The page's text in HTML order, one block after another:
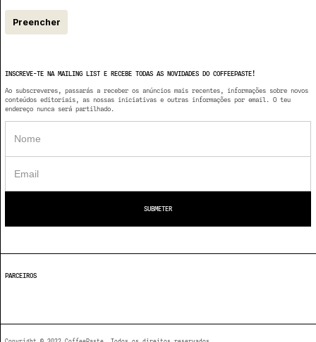
Preencher
INSCREVE-TE NA MAILING LIST E RECEBE TODAS AS NOVIDADES DO COFFEEPASTE!
Ao subscreveres, passarás a receber os anúncios mais recentes, informações sobre novos
conteúdos editoriais, as nossas iniciativas e outras informações por email. O teu
endereço nunca será partilhado.
PARCEIROS